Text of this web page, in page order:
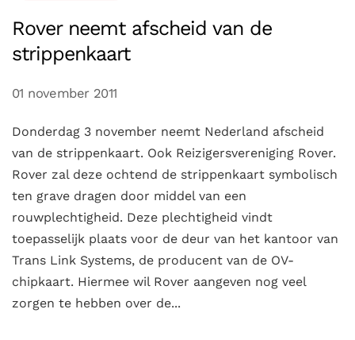
Rover neemt afscheid van de
strippenkaart
01 november 2011
Donderdag 3 november neemt Nederland afscheid
van de strippenkaart. Ook Reizigersvereniging Rover.
Rover zal deze ochtend de strippenkaart symbolisch
ten grave dragen door middel van een
rouwplechtigheid. Deze plechtigheid vindt
toepasselijk plaats voor de deur van het kantoor van
Trans Link Systems, de producent van de OV-
chipkaart. Hiermee wil Rover aangeven nog veel
zorgen te hebben over de...